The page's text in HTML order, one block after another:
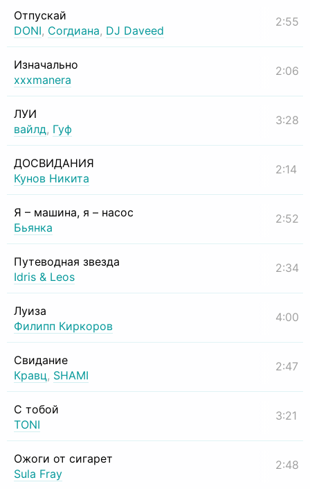
Отпускай
DONI, Согдиана, DJ Daveed
2:55
Изначально
xxxmanera
2:06
ЛУИ
вайлд, Гуф
3:28
ДОСВИДАНИЯ
Кунов Никита
2:14
Я – машина, я – насос
Бьянка
2:52
Путеводная звезда
Idris & Leos
2:34
Луиза
Филипп Киркоров
4:00
Свидание
Кравц, SHAMI
2:47
С тобой
TONI
3:21
Ожоги от сигарет
Sula Fray
2:48